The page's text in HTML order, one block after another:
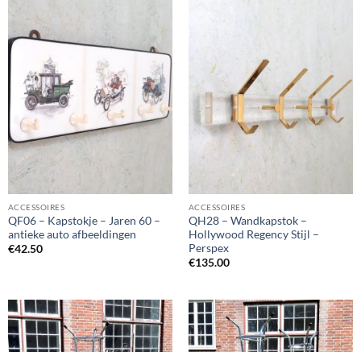
ACCESSOIRES
QF06 – Kapstokje – Jaren 60 –
antieke auto afbeeldingen
€42.50
ACCESSOIRES
QH28 – Wandkapstok –
Hollywood Regency Stijl –
Perspex
€135.00